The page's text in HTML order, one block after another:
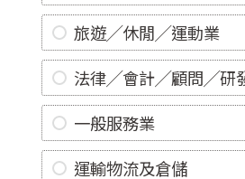
旅遊╱休閒╱運動業
法律╱會計╱顧問╱研
一般服務業
運輸物流及倉儲